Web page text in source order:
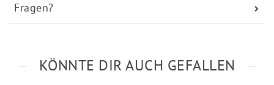
Fragen?
KÖNNTE DIR AUCH GEFALLEN